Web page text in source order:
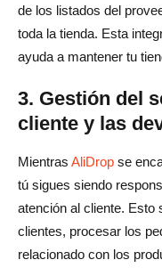
de los listados del
toda la tienda. Esta
ayuda a mantener tu
3. Gestión del
cliente y las
Mientras AliDrop se
tú sigues siendo
atención al cliente. Esto
clientes, procesar los
relacionado con los